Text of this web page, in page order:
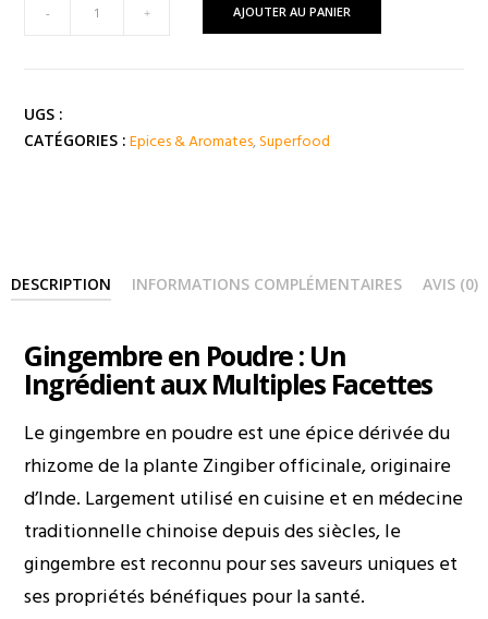
- + AJOUTER AU PANIER
UGS :
CATÉGORIES : Epices & Aromates,Superfood
DESCRIPTION INFORMATIONS COMPLÉMENTAIRES AVIS (0)
Gingembre en Poudre : Un
Ingrédient aux Multiples Facettes
Le gingembre en poudre est une épice dérivée du
rhizome de la plante Zingiber officinale, originaire
d’Inde. Largement utilisé en cuisine et en médecine
traditionnelle chinoise depuis des siècles, le
gingembre est reconnu pour ses saveurs uniques et
ses propriétés bénéfiques pour la santé.